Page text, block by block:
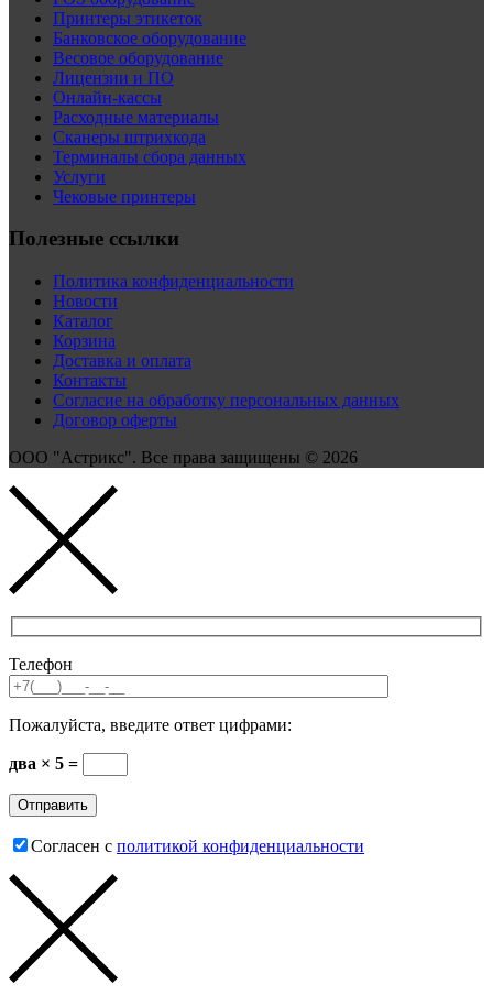
Принтеры этикеток
Банковское оборудование
Весовое оборудование
Лицензии и ПО
Онлайн-кассы
Расходные материалы
Сканеры штрихкода
Терминалы сбора данных
Услуги
Чековые принтеры
Полезные ссылки
Политика конфиденциальности
Новости
Каталог
Корзина
Доставка и оплата
Контакты
Согласие на обработку персональных данных
Договор оферты
ООО "Астрикс". Все права защищены © 2026
Телефон
Пожалуйста, введите ответ цифрами:
два × 5 =
Согласен с политикой конфиденциальности